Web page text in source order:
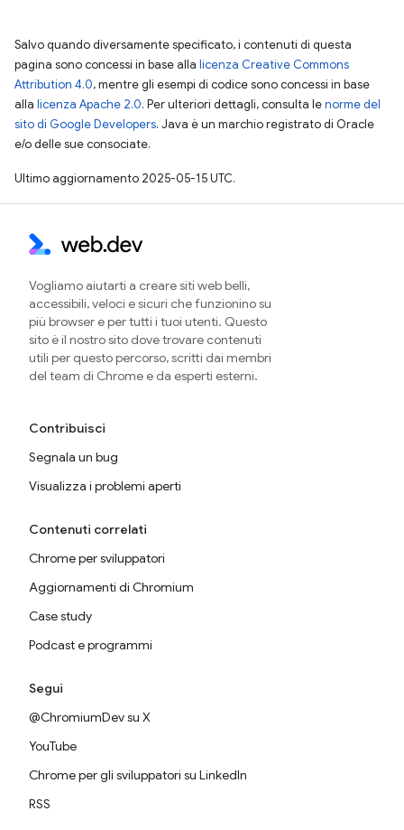
Salvo quando diversamente specificato, i contenuti di questa
pagina sono concessi in base alla licenza Creative Commons
Attribution 4.0, mentre gli esempi di codice sono concessi in base
alla licenza Apache 2.0. Per ulteriori dettagli, consulta lenorme del
sito di Google Developers. Java è un marchio registrato di Oracle
e/o delle sue consociate.
Ultimo aggiornamento 2025-05-15 UTC.
Vogliamo aiutarti a creare siti web belli,
accessibili, veloci e sicuri che funzionino su
più browser e per tutti i tuoi utenti. Questo
sito è il nostro sito dove trovare contenuti
utili per questo percorso, scritti dai membri
del team di Chrome e da esperti esterni.
Contribuisci
Segnala un bug
Visualizza i problemi aperti
Contenuti correlati
Chrome per sviluppatori
Aggiornamenti di Chromium
Case study
Podcast e programmi
Segui
@ChromiumDev su X
YouTube
Chrome per gli sviluppatori su LinkedIn
RSS